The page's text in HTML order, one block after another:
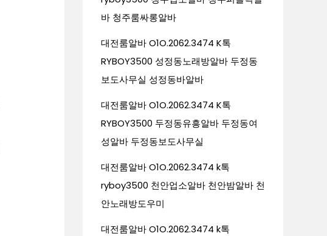
바 청주룸싸롱알바
대전룸알바 O1O.2062.3474 K톡
RYBOY3500 성정동노래방알바 두정동
보도사무실 성정동바알바
대전룸알바 O1O.2062.3474 K톡
RYBOY3500 두정동유흥알바 두정동여
성알바 두정동보도사무실
대전룸알바 O1O.2062.3474 k톡
ryboy3500 천안업소알바 천안밤알바 천
안노래방도우미
대전룸알바 O1O.2062.3474 k톡